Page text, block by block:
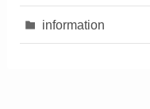
information